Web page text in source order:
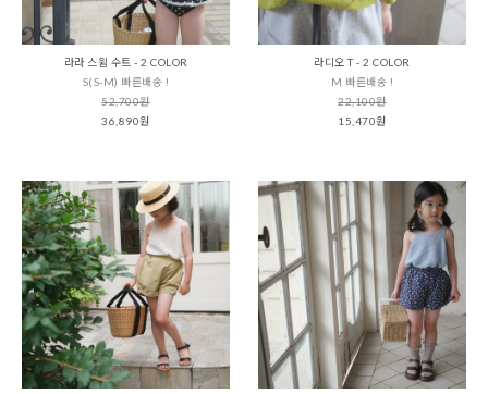
라라 스윔 수트 - 2 COLOR
S(S-M) 빠른배송 !
52,700원
36,890원
라디오 T - 2 COLOR
M 빠른배송 !
22,100원
15,470원